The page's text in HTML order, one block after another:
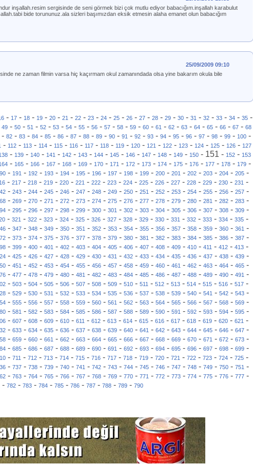
inşallah.resim sergisinde de seni görmek bizi çok mutlu ediyor babacığım.inşallah karabulut
bide torununuz.ala sizleri başımızdan eksik etmesin alaha emanet olun babacığım
25/09/2009 09:10
ne zaman filmin varsa hiç kaçırmam okul zamanındada olsa yine bakarım okula bile
- 17- 18- 19- 20- 21- 22- 23- 24- 25- 26- 27- 28- 29- 30- 31- 32- 33- 34- 35-
49- 50- 51- 52- 53- 54- 55- 56- 57- 58- 59- 60- 61- 62- 63- 64- 65- 66- 67- 68
- 82 - 83 - 84 - 85 - 86 - 87 - 88 - 89 - 90 - 91 - 92 - 93 - 94 - 95 - 96 - 97 - 98 - 99 - 100 -
- 112 - 113 - 114 - 115 - 116 - 117 - 118 - 119 - 120 - 121 - 122 - 123 - 124 - 125 - 126 - 127
- 139 - 140 - 141 - 142 - 143 - 144 - 145 - 146 - 147 - 148 - 149 - 150 - 151 - 152 - 153
- 165 - 166 - 167 - 168 - 169 - 170 - 171 - 172 - 173 - 174 - 175 - 176 - 177 - 178 - 179 -
- 191- 192- 193- 194- 195- 196- 197- 198- 199- 200- 201- 202- 203- 204- 205-
- 217 - 218 - 219 - 220 - 221 - 222 - 223 - 224 - 225 - 226 - 227 - 228 - 229 - 230 - 231 -
- 243- 244- 245- 246- 247- 248- 249- 250- 251- 252- 253- 254- 255- 256- 257-
- 269- 270- 271- 272- 273- 274- 275- 276- 277- 278- 279- 280- 281- 282- 283-
- 295- 296- 297- 298- 299- 300- 301- 302- 303- 304- 305- 306- 307- 308- 309-
- 321 - 322 - 323 - 324 - 325 - 326 - 327 - 328 - 329 - 330 - 331 - 332 - 333 - 334 - 335 -
- 347- 348- 349- 350- 351- 352- 353- 354- 355- 356- 357- 358- 359- 360- 361-
- 373- 374- 375- 376- 377- 378- 379- 380- 381- 382- 383- 384- 385- 386- 387-
- 399 - 400 - 401 - 402 - 403 - 404 - 405 - 406 - 407 - 408 - 409 - 410 - 411 - 412 - 413 -
- 425- 426- 427- 428- 429- 430- 431- 432- 433- 434- 435- 436- 437- 438- 439-
- 451- 452- 453- 454- 455- 456- 457- 458- 459- 460- 461- 462- 463- 464- 465-
- 477- 478- 479- 480- 481- 482- 483- 484- 485- 486- 487- 488- 489- 490- 491-
- 503 - 504 - 505 - 506 - 507 - 508 - 509 - 510 - 511 - 512 - 513 - 514 - 515 - 516 - 517 -
- 529- 530- 531- 532- 533- 534- 535- 536- 537- 538- 539- 540- 541- 542- 543-
- 555- 556- 557- 558- 559- 560- 561- 562- 563- 564- 565- 566- 567- 568- 569-
- 581- 582- 583- 584- 585- 586- 587- 588- 589- 590- 591- 592- 593- 594- 595-
- 607 - 608 - 609 - 610 - 611 - 612 - 613 - 614 - 615 - 616 - 617 - 618 - 619 - 620 - 621 -
- 633- 634- 635- 636- 637- 638- 639- 640- 641- 642- 643- 644- 645- 646- 647-
- 659- 660- 661- 662- 663- 664- 665- 666- 667- 668- 669- 670- 671- 672- 673-
- 685- 686- 687- 688- 689- 690- 691- 692- 693- 694- 695- 696- 697- 698- 699-
- 711 - 712 - 713 - 714 - 715 - 716 - 717 - 718 - 719 - 720 - 721 - 722 - 723 - 724 - 725 -
- 737- 738- 739- 740- 741- 742- 743- 744- 745- 746- 747- 748- 749- 750- 751-
- 763- 764- 765- 766- 767- 768- 769- 770- 771- 772- 773- 774- 775- 776- 777-
- 782- 783- 784- 785- 786- 787- 788- 789- 790